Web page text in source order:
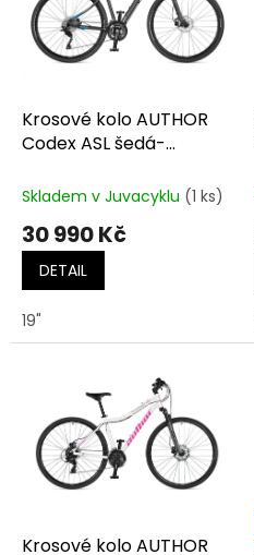
d
u
Krosové kolo AUTHOR
Codex ASL šedá-
Skladem v Juvacyklu (1 ks)
30 990 Kč
DETAIL
19"
Krosové kolo AUTHOR